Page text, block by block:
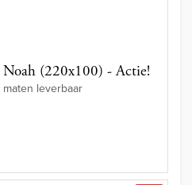
(220x100) - Actie!
leverbaar